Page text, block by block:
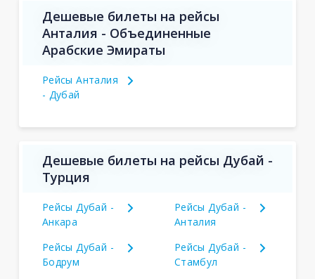
Дешевые билеты на рейсы
Анталия - Объединенные
Арабские Эмираты
Рейсы Анталия
- Дубай
Дешевые билеты на рейсы Дубай -
Турция
Рейсы Дубай -
Анкара
Рейсы Дубай -
Анталия
Рейсы Дубай -
Бодрум
Рейсы Дубай -
Стамбул